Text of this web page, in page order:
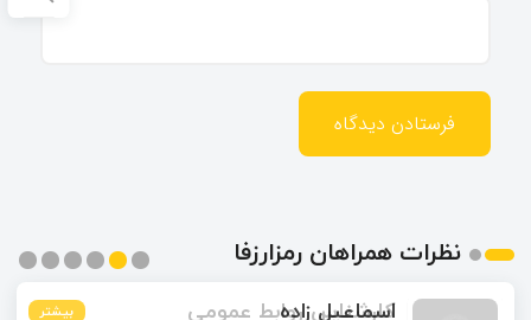
نظرات همراهان رمزارزفا
بیشتر اسماعیل زاده بیشتر
بیشتر
بیشتر
بیشتر
بیشتر